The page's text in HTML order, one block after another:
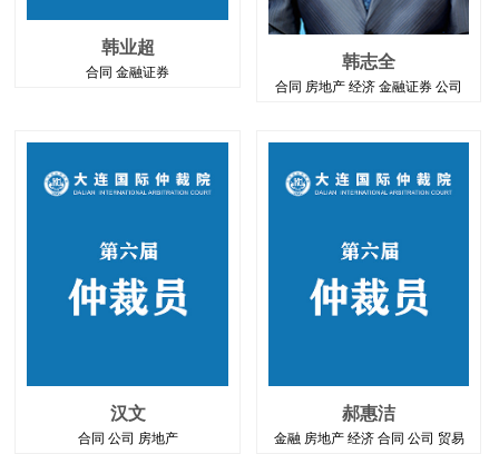
韩业超
合同 金融证券
韩志全
合同 房地产 经济 金融证券 公司
汉文
合同 公司 房地产
郝惠洁
金融 房地产 经济 合同 公司 贸易